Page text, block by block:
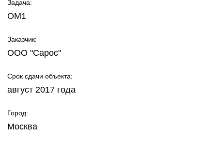
Задача:
ОМ1
Заказчик:
ООО "Сарос"
Срок сдачи объекта:
август 2017 года
Город:
Москва